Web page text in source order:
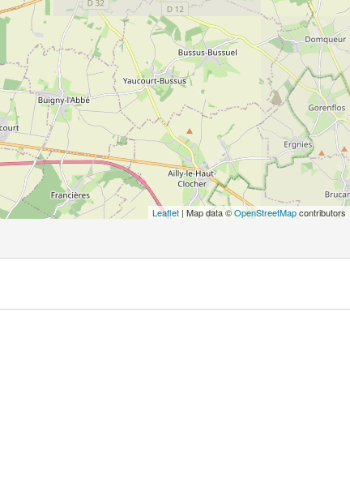
Leaflet | Map data ©OpenStreetMapcontributors